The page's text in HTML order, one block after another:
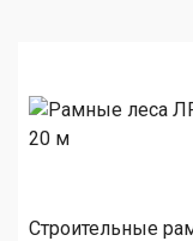
Строительные